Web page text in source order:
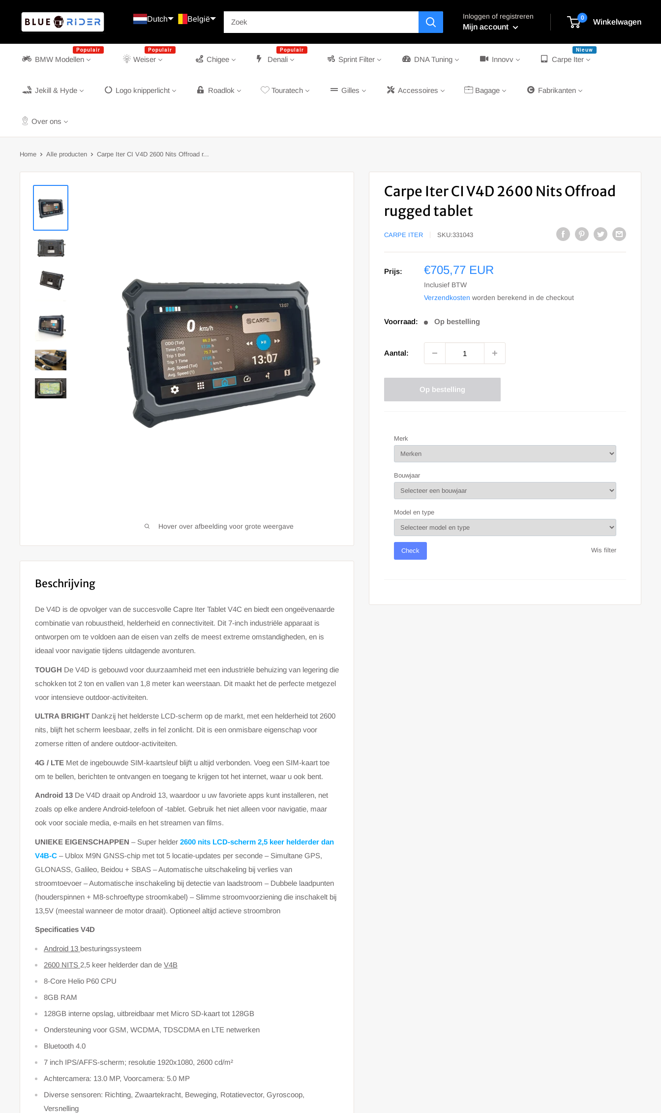
Blue
Rider
Dutch België Inloggen of registreren
Mijn account
0
Winkelwagen
BMW Modellen
Populair
Weiser
Populair
Chigee Denali
Populair
Sprint Filter DNA Tuning Innovv Carpe Iter
Nieuw
Jekill & Hyde Logo knipperlicht Roadlok Touratech Gilles Accessoires Bagage Fabrikanten
Over ons
Home Alle producten Carpe Iter CI V4D 2600 Nits Offroad r...
Hover over afbeelding voor grote weergave
Carpe Iter CI V4D 2600 Nits Offroad
rugged tablet
CARPE ITER SKU:331043
Prijs:
Sale
prijs
€705,77 EUR
Inclusief BTW
Verzendkosten worden berekend in de checkout
Voorraad: Op bestelling
Aantal:
Op bestelling
Merk
Bouwjaar
Model en type
Check Wis filter
Beschrijving
De V4D is de opvolger van de succesvolle Capre Iter Tablet V4C en biedt een ongeëvenaarde
combinatie van robuustheid, helderheid en connectiviteit. Dit 7-inch industriële apparaat is
ontworpen om te voldoen aan de eisen van zelfs de meest extreme omstandigheden, en is
ideaal voor navigatie tijdens uitdagende avonturen.
TOUGH De V4D is gebouwd voor duurzaamheid met een industriële behuizing van legering die
schokken tot 2 ton en vallen van 1,8 meter kan weerstaan. Dit maakt het de perfecte metgezel
voor intensieve outdoor-activiteiten.
ULTRA BRIGHT Dankzij het helderste LCD-scherm op de markt, met een helderheid tot 2600
nits, blijft het scherm leesbaar, zelfs in fel zonlicht. Dit is een onmisbare eigenschap voor
zomerse ritten of andere outdoor-activiteiten.
4G / LTE Met de ingebouwde SIM-kaartsleuf blijft u altijd verbonden. Voeg een SIM-kaart toe
om te bellen, berichten te ontvangen en toegang te krijgen tot het internet, waar u ook bent.
Android 13 De V4D draait op Android 13, waardoor u uw favoriete apps kunt installeren, net
zoals op elke andere Android-telefoon of -tablet. Gebruik het niet alleen voor navigatie, maar
ook voor sociale media, e-mails en het streamen van films.
UNIEKE EIGENSCHAPPEN – Super helder 2600 nits LCD-scherm 2,5 keer helderder dan
V4B-C – Ublox M9N GNSS-chip met tot 5 locatie-updates per seconde – Simultane GPS,
GLONASS, Galileo, Beidou + SBAS – Automatische uitschakeling bij verlies van
stroomtoevoer – Automatische inschakeling bij detectie van laadstroom – Dubbele laadpunten
(houderspinnen + M8-schroeftype stroomkabel) – Slimme stroomvoorziening die inschakelt bij
13,5V (meestal wanneer de motor draait). Optioneel altijd actieve stroombron
Specificaties V4D
Android 13 besturingssysteem
2600 NITS 2,5 keer helderder dan de V4B
8-Core Helio P60 CPU
8GB RAM
128GB interne opslag, uitbreidbaar met Micro SD-kaart tot 128GB
Ondersteuning voor GSM, WCDMA, TDSCDMA en LTE netwerken
Bluetooth 4.0
7 inch IPS/AFFS-scherm; resolutie 1920x1080, 2600 cd/m²
Achtercamera: 13.0 MP, Voorcamera: 5.0 MP
Diverse sensoren: Richting, Zwaartekracht, Beweging, Rotatievector, Gyroscoop,
Versnelling